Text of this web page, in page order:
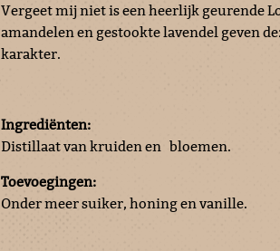
Vergeet mij niet is een heerlijk geurende
amandelen en gestookte lavendel geven
karakter.
Ingrediënten:
Distillaat van kruiden en bloemen.
Toevoegingen:
Onder meer suiker, honing en vanille.